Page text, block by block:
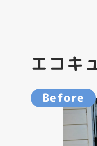
エコキ
Before